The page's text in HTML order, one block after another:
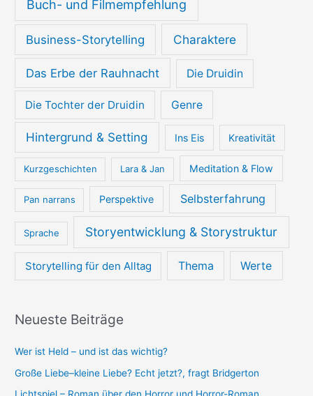
Buch- und Filmempfehlung
Business-Storytelling Charaktere
Das Erbe der Rauhnacht Die Druidin
Die Tochter der Druidin Genre
Hintergrund & Setting Ins Eis Kreativität
Kurzgeschichten Lara & Jan Meditation & Flow
Pan narrans Perspektive Selbsterfahrung
Sprache Storyentwicklung & Storystruktur
Storytelling für den Alltag Thema Werte
Neueste Beiträge
Wer ist Held – und ist das wichtig?
Große Liebe–kleine Liebe? Echt jetzt?, fragt Bridgerton